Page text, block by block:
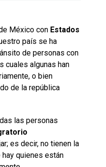
México con Estados
país se ha
de personas con
cuales algunas han
o bien
de la república
las personas
es decir, no tienen la
quienes están